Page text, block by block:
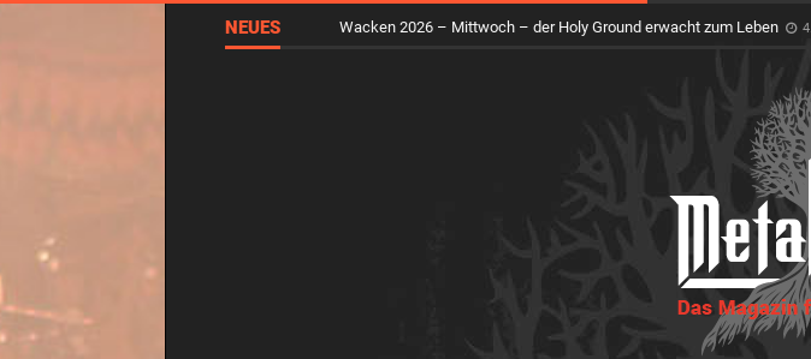
NEUES RUNGHOLT – Virtuelle Kunst feiert Premiere auf dem Wacken Open